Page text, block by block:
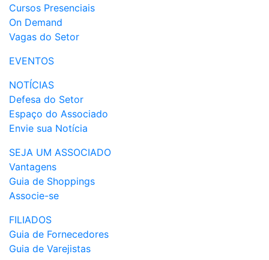
Cursos Presenciais
On Demand
Vagas do Setor
EVENTOS
NOTÍCIAS
Defesa do Setor
Espaço do Associado
Envie sua Notícia
SEJA UM ASSOCIADO
Vantagens
Guia de Shoppings
Associe-se
FILIADOS
Guia de Fornecedores
Guia de Varejistas